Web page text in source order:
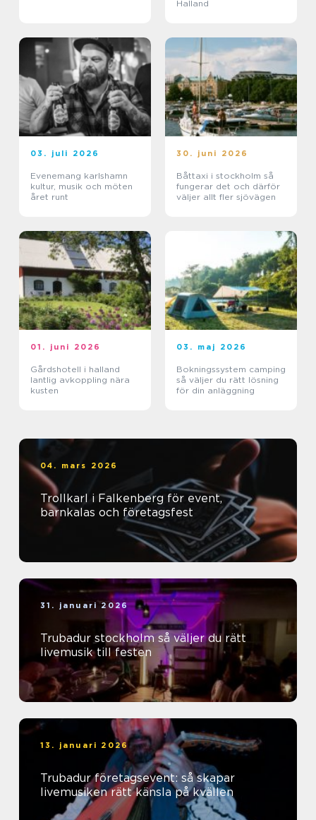
Halland
03. juli 2026
Evenemang karlshamn
kultur, musik och möten
året runt
30. juni 2026
Båttaxi i stockholm så
fungerar det och därför
väljer allt fler sjövägen
01. juni 2026
Gårdshotell i halland
lantlig avkoppling nära
kusten
03. maj 2026
Bokningssystem camping
så väljer du rätt lösning
för din anläggning
04. mars 2026
Trollkarl i Falkenberg för event,
barnkalas och företagsfest
31. januari 2026
Trubadur stockholm så väljer du rätt
livemusik till festen
13. januari 2026
Trubadur företagsevent: så skapar
livemusiken rätt känsla på kvällen